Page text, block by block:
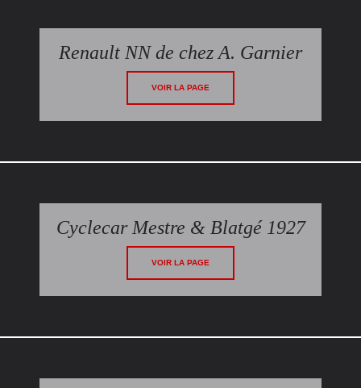
Renault NN de chez A. Garnier
VOIR LA PAGE
Cyclecar Mestre & Blatgé 1927
VOIR LA PAGE